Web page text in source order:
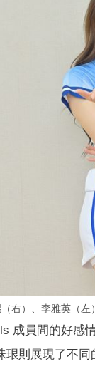
右）、李雅英（左
成員間的好感
珢則展現了不